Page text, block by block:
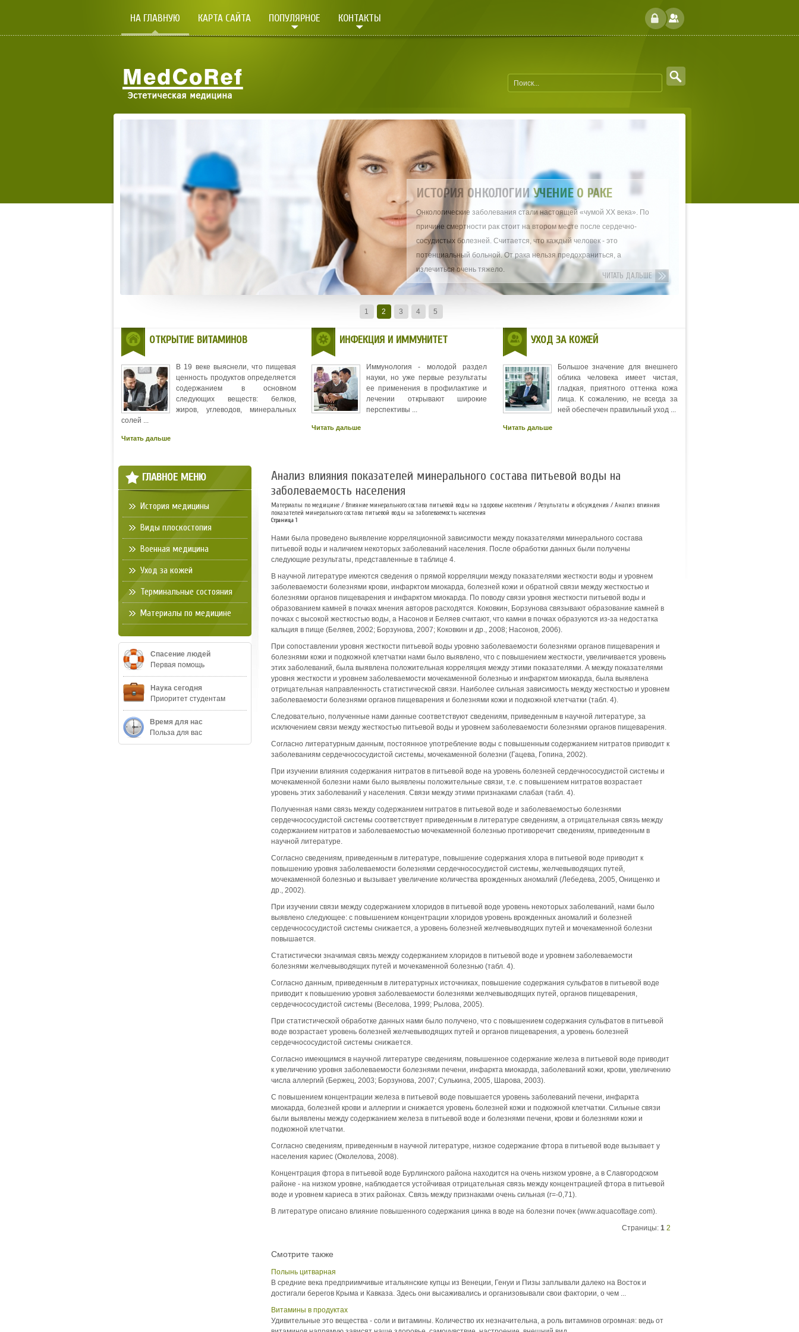
НА ГЛАВНУЮ КАРТА САЙТА ПОПУЛЯРНОЕ КОНТАКТЫ
1 2 3 4 5
ИСТОРИЯ ОНКОЛОГИИУЧЕНИЕ О РАКЕ
Онкологические заболевания стали настоящей «чумой XX века». По
причине смертности рак стоит на втором месте после сердечно-
сосудистых болезней. Считается, что каждый человек - это
потенциальный больной. От рака нельзя предохраниться, а
излечиться очень тяжело.
ЧИТАТЬ ДАЛЬШЕ
ОТКРЫТИЕ ВИТАМИНОВ
В 19 веке выяснели, что пищевая
ценность продуктов определяется
содержанием в основном
следующих веществ: белков,
жиров, углеводов, минеральных
солей ...
Читать дальше
ИНФЕКЦИЯ И ИММУНИТЕТ
Иммунология - молодой раздел
науки, но уже первые результаты
ее применения в профилактике и
лечении открывают широкие
перспективы ...
Читать дальше
УХОД ЗА КОЖЕЙ
Большое значение для внешнего
облика человека имеет чистая,
гладкая, приятного оттенка кожа
лица. К сожалению, не всегда за
ней обеспечен правильный уход ...
Читать дальше
Анализ влияния показателей минерального состава питьевой воды на
заболеваемость населения
Материалы по медицине / Влияние минерального состава питьевой воды на здоровье населения / Результаты и обсуждения / Анализ влияния
показателей минерального состава питьевой воды на заболеваемость населения
Страница 1
Нами была проведено выявление корреляционной зависимости между показателями минерального состава
питьевой воды и наличием некоторых заболеваний населения. После обработки данных были получены
следующие результаты, представленные в таблице 4.
В научной литературе имеются сведения о прямой корреляции между показателями жесткости воды и уровнем
заболеваемости болезнями крови, инфарктом миокарда, болезней кожи и обратной связи между жесткостью и
болезнями органов пищеварения и инфарктом миокарда. По поводу связи уровня жесткости питьевой воды и
образованием камней в почках мнения авторов расходятся. Коковкин, Борзунова связывают образование камней в
почках с высокой жесткостью воды, а Насонов и Беляев считают, что камни в почках образуются из-за недостатка
кальция в пище (Беляев, 2002; Борзунова, 2007; Коковкин и др., 2008; Насонов, 2006).
При сопоставлении уровня жесткости питьевой воды уровню заболеваемости болезнями органов пищеварения и
болезнями кожи и подкожной клетчатки нами было выявлено, что с повышением жесткости, увеличивается уровень
этих заболеваний, была выявлена положительная корреляция между этими показателями. А между показателями
уровня жесткости и уровнем заболеваемости мочекаменной болезнью и инфарктом миокарда, была выявлена
отрицательная направленность статистической связи. Наиболее сильная зависимость между жесткостью и уровнем
заболеваемости болезнями органов пищеварения и болезнями кожи и подкожной клетчатки (табл. 4).
Следовательно, полученные нами данные соответствуют сведениям, приведенным в научной литературе, за
исключением связи между жесткостью питьевой воды и уровнем заболеваемости болезнями органов пищеварения.
Согласно литературным данным, постоянное употребление воды с повышенным содержанием нитратов приводит к
заболеваниям сердечнососудистой системы, мочекаменной болезни (Гацева, Гопина, 2002).
При изучении влияния содержания нитратов в питьевой воде на уровень болезней сердечнососудистой системы и
мочекаменной болезни нами было выявлены положительные связи, т.е. с повышением нитратов возрастает
уровень этих заболеваний у населения. Связи между этими признаками слабая (табл. 4).
Полученная нами связь между содержанием нитратов в питьевой воде и заболеваемостью болезнями
сердечнососудистой системы соответствует приведенным в литературе сведениям, а отрицательная связь между
содержанием нитратов и заболеваемостью мочекаменной болезнью противоречит сведениям, приведенным в
научной литературе.
Согласно сведениям, приведенным в литературе, повышение содержания хлора в питьевой воде приводит к
повышению уровня заболеваемости болезнями сердечнососудистой системы, желчевыводящих путей,
мочекаменной болезнью и вызывает увеличение количества врожденных аномалий (Лебедева, 2005, Онищенко и
др., 2002).
При изучении связи между содержанием хлоридов в питьевой воде уровень некоторых заболеваний, нами было
выявлено следующее: с повышением концентрации хлоридов уровень врожденных аномалий и болезней
сердечнососудистой системы снижается, а уровень болезней желчевыводящих путей и мочекаменной болезни
повышается.
Статистически значимая связь между содержанием хлоридов в питьевой воде и уровнем заболеваемости
болезнями желчевыводящих путей и мочекаменной болезнью (табл. 4).
Согласно данным, приведенным в литературных источниках, повышение содержания сульфатов в питьевой воде
приводит к повышению уровня заболеваемости болезнями желчевыводящих путей, органов пищеварения,
сердечнососудистой системы (Веселова, 1999; Рылова, 2005).
При статистической обработке данных нами было получено, что с повышением содержания сульфатов в питьевой
воде возрастает уровень болезней желчевыводящих путей и органов пищеварения, а уровень болезней
сердечнососудистой системы снижается.
Согласно имеющимся в научной литературе сведениям, повышенное содержание железа в питьевой воде приводит
к увеличению уровня заболеваемости болезнями печени, инфаркта миокарда, заболеваний кожи, крови, увеличению
числа аллергий (Бержец, 2003; Борзунова, 2007; Сулькина, 2005, Шарова, 2003).
С повышением концентрации железа в питьевой воде повышается уровень заболеваний печени, инфаркта
миокарда, болезней крови и аллергии и снижается уровень болезней кожи и подкожной клетчатки. Сильные связи
были выявлены между содержанием железа в питьевой воде и болезнями печени, крови и болезнями кожи и
подкожной клетчатки.
Согласно сведениям, приведенным в научной литературе, низкое содержание фтора в питьевой воде вызывает у
населения кариес (Околелова, 2008).
Концентрация фтора в питьевой воде Бурлинского района находится на очень низком уровне, а в Славгородском
районе - на низком уровне, наблюдается устойчивая отрицательная связь между концентрацией фтора в питьевой
воде и уровнем кариеса в этих районах. Связь между признаками очень сильная (r=-0,71).
В литературе описано влияние повышенного содержания цинка в воде на болезни почек (www.aquacottage.com).
Страницы:1 2
Смотрите также
Полынь цитварная
В средние века предприимчивые итальянские купцы из Венеции, Генуи и Пизы заплывали далеко на Восток и
достигали берегов Крыма и Кавказа. Здесь они высаживались и организовывали свои фактории, о чем ...
Витамины в продуктах
Удивительные это вещества - соли и витамины. Количество их незначительна, а роль витаминов огромная: ведь от
ГЛАВНОЕ МЕНЮ
История медицины
Виды плоскостопия
Военная медицина
Уход за кожей
Терминальные состояния
Материалы по медицине
Спасение людей
Первая помощь
Наука сегодня
Приоритет студентам
Время для нас
Польза для вас